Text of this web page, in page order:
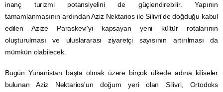
inanç turizmi potansiyelini de güçlendirebilir. Yapının
tamamlanmasının ardından Aziz Nektarios ile Silivri'de doğduğu kabul
edilen Azize Paraskevi'yi kapsayan yeni kültür rotalarının
oluşturulması ve uluslararası ziyaretçi sayısının artırılması da
mümkün olabilecek.
Bugün Yunanistan başta olmak üzere birçok ülkede adına kiliseler
bulunan Aziz Nektarios'un doğum yeri olan Silivri, Ortodoks